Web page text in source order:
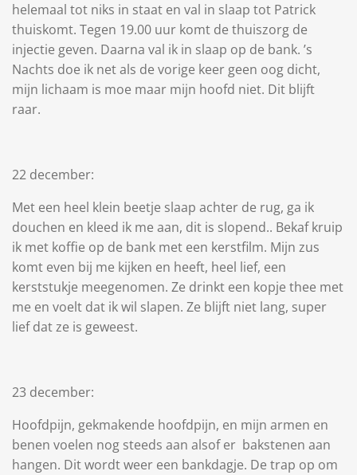
helemaal tot niks in staat en val in slaap tot Patrick
thuiskomt. Tegen 19.00 uur komt de thuiszorg de
injectie geven. Daarna val ik in slaap op de bank. ’s
Nachts doe ik net als de vorige keer geen oog dicht,
mijn lichaam is moe maar mijn hoofd niet. Dit blijft
raar.
22 december:
Met een heel klein beetje slaap achter de rug, ga ik
douchen en kleed ik me aan, dit is slopend.. Bekaf kruip
ik met koffie op de bank met een kerstfilm. Mijn zus
komt even bij me kijken en heeft, heel lief, een
kerststukje meegenomen. Ze drinkt een kopje thee met
me en voelt dat ik wil slapen. Ze blijft niet lang, super
lief dat ze is geweest.
23 december:
Hoofdpijn, gekmakende hoofdpijn, en mijn armen en
benen voelen nog steeds aan alsof er bakstenen aan
hangen. Dit wordt weer een bankdagje. De trap op om